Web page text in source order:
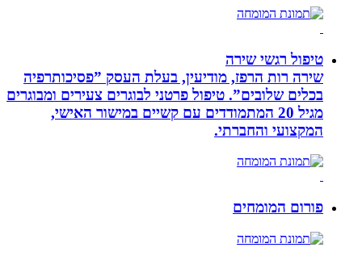
טיפול רגשי שירה
שירה רות הרפז, מודיעין, בעלת העסק ”פסיכותרפיה
בכלים שלובים”. טיפול פרטני לבוגרים צעירים ומבוגרים
מגיל 20 המתמודדים עם קשיים במישור האישי,
המקצועי והחברתי.
פורום המומחים